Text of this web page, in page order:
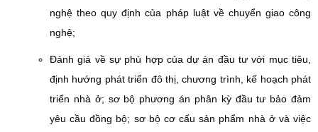
nghệ theo quy định của pháp luật về chuyển giao công
nghệ;
Đánh giá về sự phù hợp của dự án đầu tư với mục tiêu,
định hướng phát triển đô thị, chương trình, kế hoạch phát
triển nhà ở; sơ bộ phương án phân kỳ đầu tư bảo đảm
yêu cầu đồng bộ; sơ bộ cơ cấu sản phẩm nhà ở và việc